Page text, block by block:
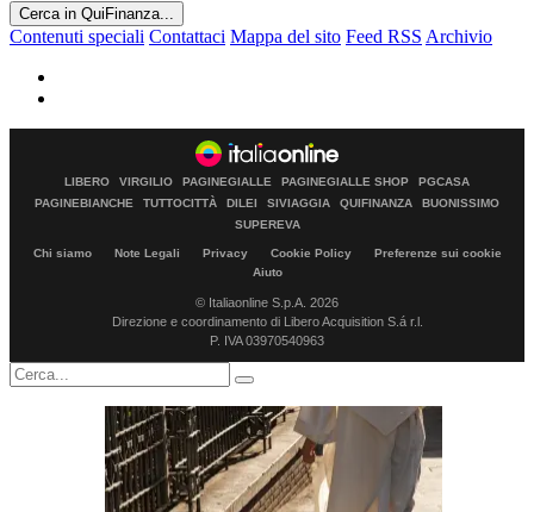
Cerca in QuiFinanza...
Contenuti speciali Contattaci Mappa del sito Feed RSS Archivio
LIBERO VIRGILIO PAGINEGIALLE PAGINEGIALLE SHOP
PGCASA
PAGINEBIANCHE
TUTTOCITTÀ DILEI SIVIAGGIA QUIFINANZA
BUONISSIMO
SUPEREVA
Chi siamo Note Legali Privacy Cookie Policy
Preferenze sui cookie
Aiuto
© Italiaonline S.p.A. 2026
Direzione e coordinamento di Libero Acquisition S.á r.l.
P. IVA 03970540963